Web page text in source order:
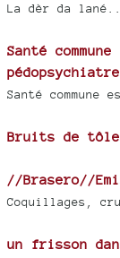
La dèr da
Santé
Santé commune
Bruits de
//Brasero//
Coquillages,
un frisson